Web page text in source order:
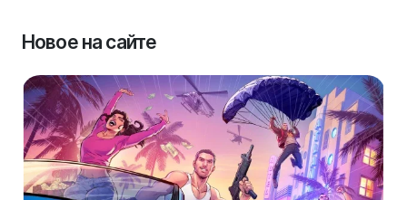
Новое на сайте